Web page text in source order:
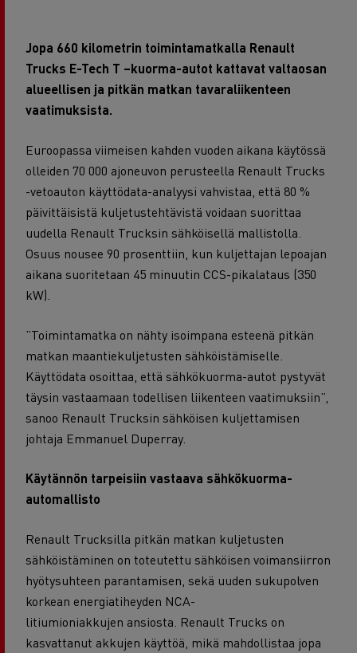
Jopa 660 kilometrin toimintamatkalla Renault
Trucks E-Tech T –kuorma-autot kattavat valtaosan
alueellisen ja pitkän matkan tavaraliikenteen
vaatimuksista.
Euroopassa viimeisen kahden vuoden aikana käytössä
olleiden 70 000 ajoneuvon perusteella Renault Trucks
-vetoauton käyttödata-analyysi vahvistaa, että 80 %
päivittäisistä kuljetustehtävistä voidaan suorittaa
uudella Renault Trucksin sähköisellä mallistolla.
Osuus nousee 90 prosenttiin, kun kuljettajan lepoajan
aikana suoritetaan 45 minuutin CCS-pikalataus (350
kW).
”Toimintamatka on nähty isoimpana esteenä pitkän
matkan maantiekuljetusten sähköistämiselle.
Käyttödata osoittaa, että sähkökuorma-autot pystyvät
täysin vastaamaan todellisen liikenteen vaatimuksiin”,
sanoo Renault Trucksin sähköisen kuljettamisen
johtaja Emmanuel Duperray.
Käytännön tarpeisiin vastaava sähkökuorma-
automallisto
Renault Trucksilla pitkän matkan kuljetusten
sähköistäminen on toteutettu sähköisen voimansiirron
hyötysuhteen parantamisen, sekä uuden sukupolven
korkean energiatiheyden NCA-
litiumioniakkujen ansiosta. Renault Trucks on
kasvattanut akkujen käyttöä, mikä mahdollistaa jopa